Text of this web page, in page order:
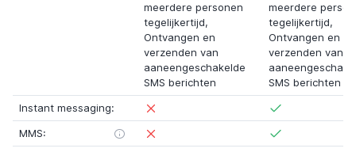
meerdere personen
tegelijkertijd,
Ontvangen en
verzenden van
aaneengeschakelde
SMS berichten
meerdere
tegelijkertijd,
Ontvangen en
verzenden van
SMS berichten
Instant messaging:
MMS: